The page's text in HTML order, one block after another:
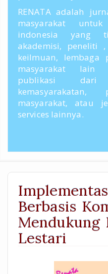
RENATA adalah
masyarakat
indonesia yang
akademisi, peneliti
keilmuan, lembaga
masyarakat lain
publikasi dari
kemasyarakatan,
masyarakat, atau
services lainnya.
Berbasis
Mendukung
Lestari